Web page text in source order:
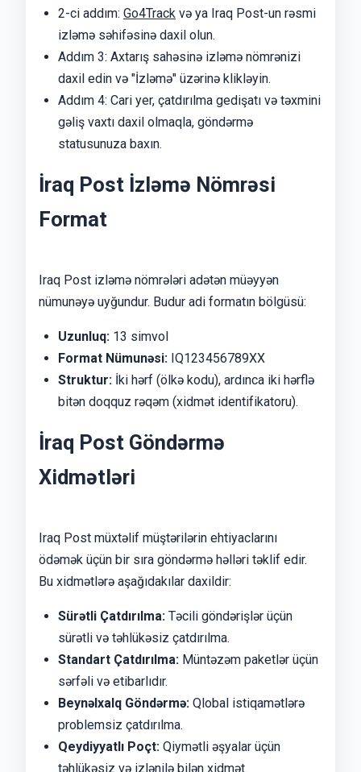
2-ci addım: Go4Track və ya Iraq Post-un rəsmi
izləmə səhifəsinə daxil olun.
Addım 3: Axtarış sahəsinə izləmə nömrənizi
daxil edin və "İzləmə" üzərinə klikləyin.
Addım 4: Cari yer, çatdırılma gedişatı və təxmini
gəliş vaxtı daxil olmaqla, göndərmə
statusunuza baxın.
İraq Post İzləmə Nömrəsi
Format
Iraq Post izləmə nömrələri adətən müəyyən
nümunəyə uyğundur. Budur adi formatın bölgüsü:
Uzunluq: 13 simvol
Format Nümunəsi: IQ123456789XX
Struktur: İki hərf (ölkə kodu), ardınca iki hərflə
bitən doqquz rəqəm (xidmət identifikatoru).
İraq Post Göndərmə
Xidmətləri
Iraq Post müxtəlif müştərilərin ehtiyaclarını
ödəmək üçün bir sıra göndərmə həlləri təklif edir.
Bu xidmətlərə aşağıdakılar daxildir:
Sürətli Çatdırılma: Təcili göndərişlər üçün
sürətli və təhlükəsiz çatdırılma.
Standart Çatdırılma: Müntəzəm paketlər üçün
sərfəli və etibarlıdır.
Beynəlxalq Göndərmə: Qlobal istiqamətlərə
problemsiz çatdırılma.
Qeydiyyatlı Poçt: Qiymətli əşyalar üçün
təhlükəsiz və izlənilə bilən xidmət.